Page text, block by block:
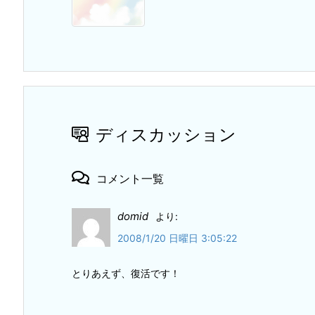
ディスカッション
コメント一覧
domid
より:
2008/1/20 日曜日 3:05:22
とりあえず、復活です！